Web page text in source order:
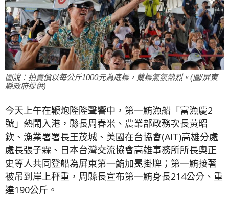
圖說：拍賣價以每公斤1000元為底標，競標氣氛熱烈。(圖/屏東
縣政府提供)
今天上午在鞭炮隆隆聲響中，第一鮪漁船「富漁慶2
號」熱鬧入港，縣長周春米、農業部政務次長黃昭
欽、漁業署署長王茂城、美國在台協會(AIT)高雄分處
處長張子霖、日本台灣交流協會高雄事務所所長奧正
史等人共同登船為屏東第一鮪加冕掛牌；第一鮪接著
被吊到岸上秤重，周縣長宣布第一鮪身長214公分、重
達190公斤。